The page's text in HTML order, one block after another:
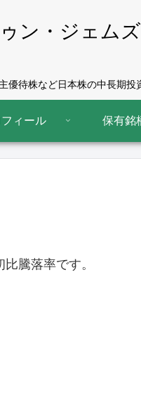
ン・ジェム
優待株など日本株の中長期
ィール 保有銘
騰落率です。